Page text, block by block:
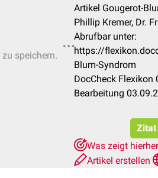
speichern.
Artikel Gougerot-
Phillip Kremer, Dr.
Abrufbar unter:
https://
Blum-Syndrom
DocCheck Flexikon
Bearbeitung
Was zeigt
Artikel erstellen